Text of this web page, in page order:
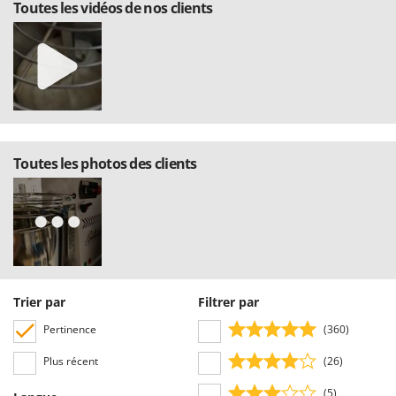
Toutes les vidéos de nos clients
Toutes les photos des clients
Trier par
Pertinence
Plus récent
Filtrer par
(360)
(26)
(5)